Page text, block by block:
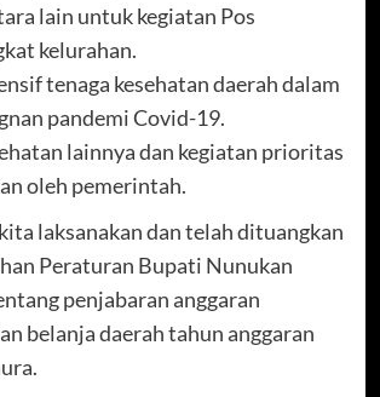
lain untuk kegiatan Pos
tingkat kelurahan.
kesehatan daerah dalam
pandemi Covid-19.
lainnya dan kegiatan prioritas
oleh pemerintah.
laksanakan dan telah dituangkan
Peraturan Bupati Nunukan
penjabaran anggaran
belanja daerah tahun anggaran